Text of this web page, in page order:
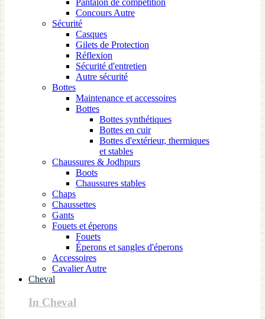
Pantalon de compétition
Concours Autre
Sécurité
Casques
Gilets de Protection
Réflexion
Sécurité d'entretien
Autre sécurité
Bottes
Maintenance et accessoires
Bottes
Bottes synthétiques
Bottes en cuir
Bottes d'extérieur, thermiques
et stables
Chaussures & Jodhpurs
Boots
Chaussures stables
Chaps
Chaussettes
Gants
Fouets et éperons
Fouets
Éperons et sangles d'éperons
Accessoires
Cavalier Autre
Cheval
In Cheval